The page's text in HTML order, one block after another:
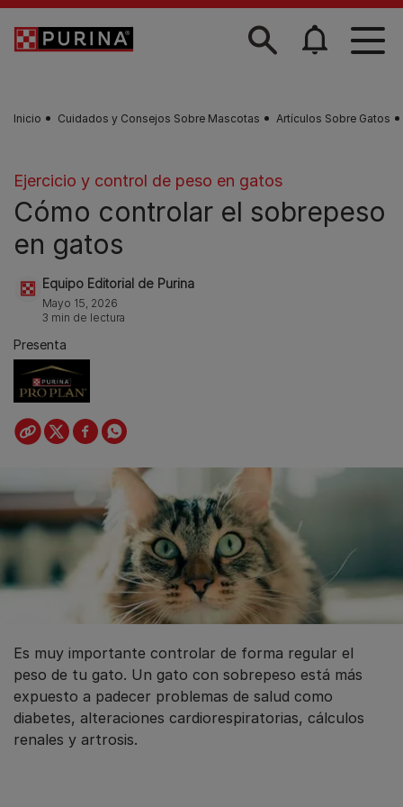
Skip to main content
Inicio Cuidados y Consejos Sobre Mascotas Artículos Sobre Gatos
Ejercicio y control de peso en gatos
Cómo controlar el sobrepeso
en gatos
Equipo Editorial de Purina
Mayo 15, 2026
3 min de lectura
Presenta
Es muy importante controlar de forma regular el
peso de tu gato. Un gato con sobrepeso está más
expuesto a padecer problemas de salud como
diabetes, alteraciones cardiorespiratorias, cálculos
renales y artrosis.